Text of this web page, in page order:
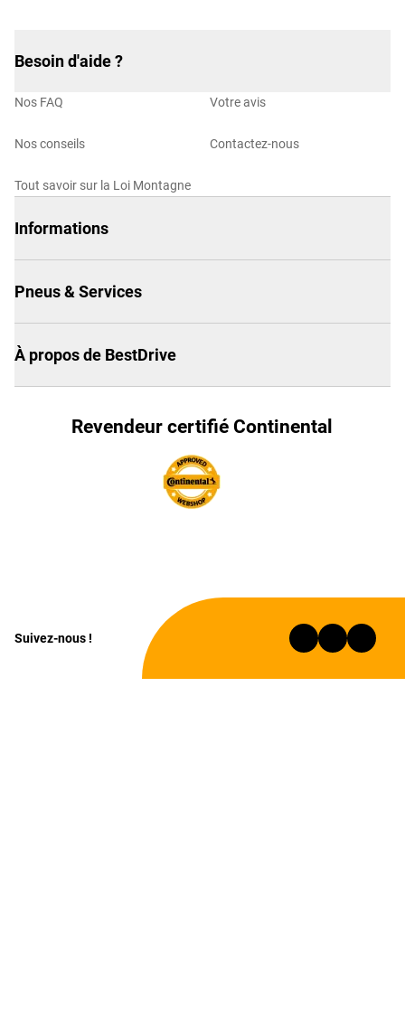
Besoin d'aide ?
Nos FAQ
Nos conseils
Tout savoir sur la Loi Montagne
Votre avis
Contactez-nous
Informations
Pneus & Services
À propos de BestDrive
Revendeur certifié Continental
Suivez-nous !